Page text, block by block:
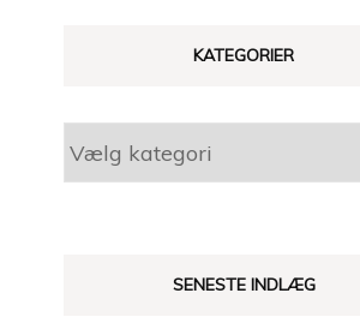
KATEGORIER
Kategorier
SENESTE INDLÆG